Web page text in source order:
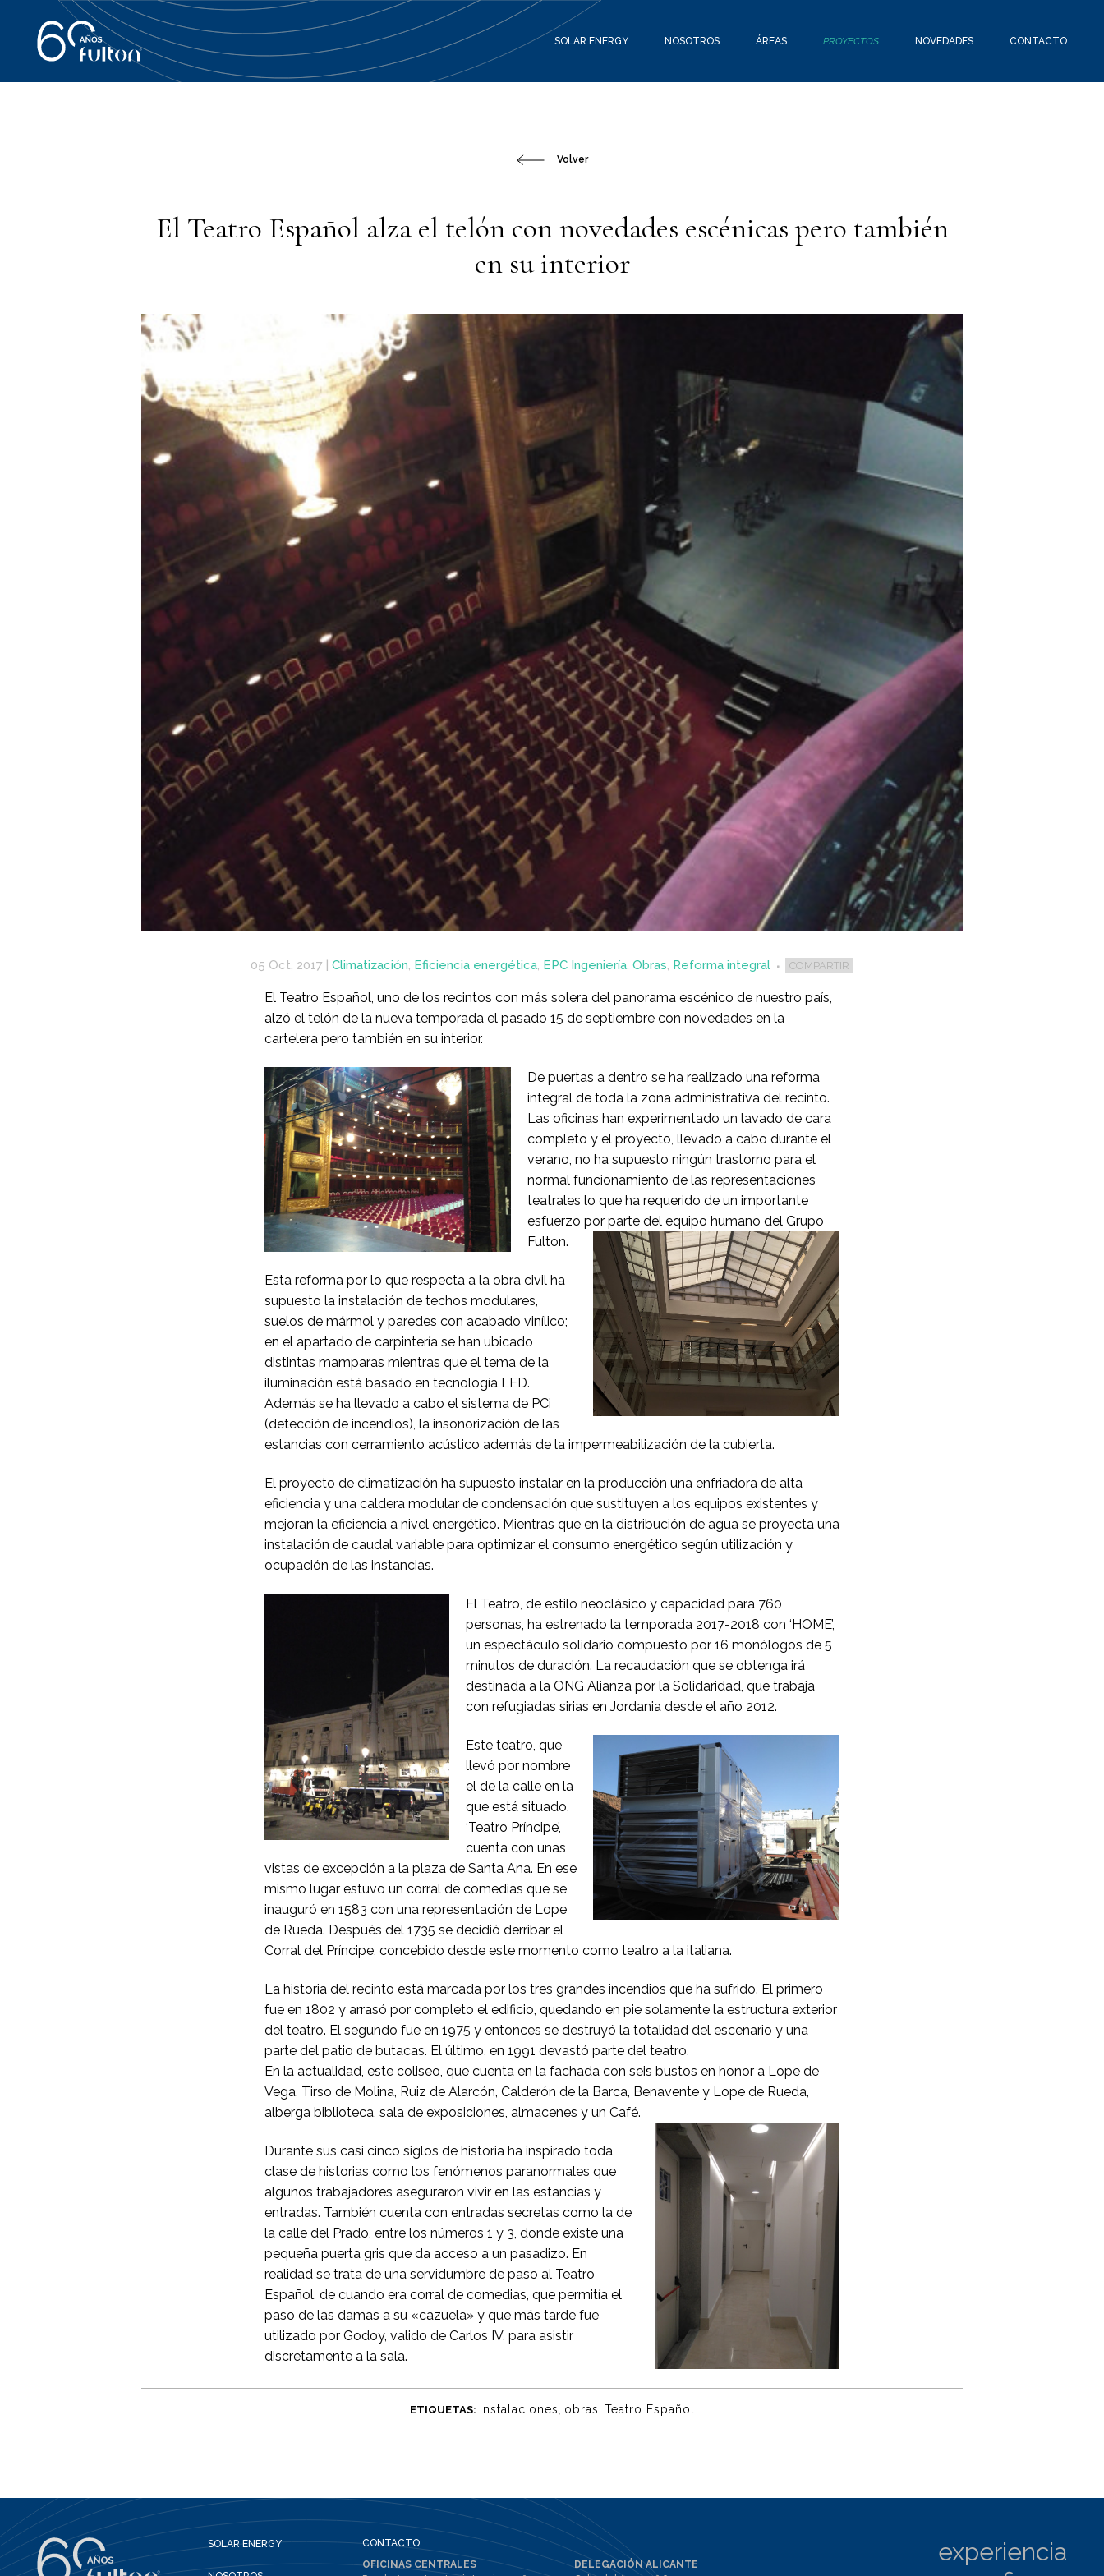
SOLAR ENERGY NOSOTROS ÁREAS PROYECTOS NOVEDADES CONTACTO
Volver
El Teatro Español alza el telón con novedades escénicas pero también
en su interior
05 Oct, 2017 | Climatización, Eficiencia energética, EPC Ingeniería, Obras, Reforma integral COMPARTIR
El Teatro Español, uno de los recintos con más solera del panorama escénico de nuestro país,
alzó el telón de la nueva temporada el pasado 15 de septiembre con novedades en la
cartelera pero también en su interior.
De puertas a dentro se ha realizado una reforma
integral de toda la zona administrativa del recinto.
Las oficinas han experimentado un lavado de cara
completo y el proyecto, llevado a cabo durante el
verano, no ha supuesto ningún trastorno para el
normal funcionamiento de las representaciones
teatrales lo que ha requerido de un importante
esfuerzo por parte del equipo humano del Grupo
Fulton.
Esta reforma por lo que respecta a la obra civil ha
supuesto la instalación de techos modulares,
suelos de mármol y paredes con acabado vinílico;
en el apartado de carpintería se han ubicado
distintas mamparas mientras que el tema de la
iluminación está basado en tecnología LED.
Además se ha llevado a cabo el sistema de PCi
(detección de incendios), la insonorización de las
estancias con cerramiento acústico además de la impermeabilización de la cubierta.
El proyecto de climatización ha supuesto instalar en la producción una enfriadora de alta
eficiencia y una caldera modular de condensación que sustituyen a los equipos existentes y
mejoran la eficiencia a nivel energético. Mientras que en la distribución de agua se proyecta una
instalación de caudal variable para optimizar el consumo energético según utilización y
ocupación de las instancias.
El Teatro, de estilo neoclásico y capacidad para 760
personas, ha estrenado la temporada 2017-2018 con ‘HOME’,
un espectáculo solidario compuesto por 16 monólogos de 5
minutos de duración. La recaudación que se obtenga irá
destinada a la ONG Alianza por la Solidaridad, que trabaja
con refugiadas sirias en Jordania desde el año 2012.
Este teatro, que
llevó por nombre
el de la calle en la
que está situado,
‘Teatro Príncipe’,
cuenta con unas
vistas de excepción a la plaza de Santa Ana. En ese
mismo lugar estuvo un corral de comedias que se
inauguró en 1583 con una representación de Lope
de Rueda. Después del 1735 se decidió derribar el
Corral del Príncipe, concebido desde este momento como teatro a la italiana.
La historia del recinto está marcada por los tres grandes incendios que ha sufrido. El primero
fue en 1802 y arrasó por completo el edificio, quedando en pie solamente la estructura exterior
del teatro. El segundo fue en 1975 y entonces se destruyó la totalidad del escenario y una
parte del patio de butacas. El último, en 1991 devastó parte del teatro.
En la actualidad, este coliseo, que cuenta en la fachada con seis bustos en honor a Lope de
Vega, Tirso de Molina, Ruiz de Alarcón, Calderón de la Barca, Benavente y Lope de Rueda,
alberga biblioteca, sala de exposiciones, almacenes y un Café.
Durante sus casi cinco siglos de historia ha inspirado toda
clase de historias como los fenómenos paranormales que
algunos trabajadores aseguraron vivir en las estancias y
entradas. También cuenta con entradas secretas como la de
la calle del Prado, entre los números 1 y 3, donde existe una
pequeña puerta gris que da acceso a un pasadizo. En
realidad se trata de una servidumbre de paso al Teatro
Español, de cuando era corral de comedias, que permitía el
paso de las damas a su «cazuela» y que más tarde fue
utilizado por Godoy, valido de Carlos IV, para asistir
discretamente a la sala.
ETIQUETAS: instalaciones, obras, Teatro Español
SOLAR ENERGY
CONTACTO
OFICINAS CENTRALES
DELEGACIÓN ALICANTE
experiencia